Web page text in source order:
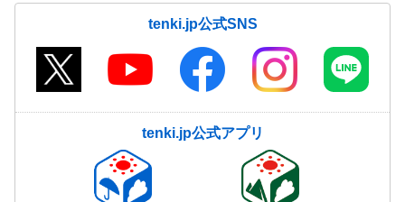
tenki.jp公式SNS
tenki.jp公式アプリ